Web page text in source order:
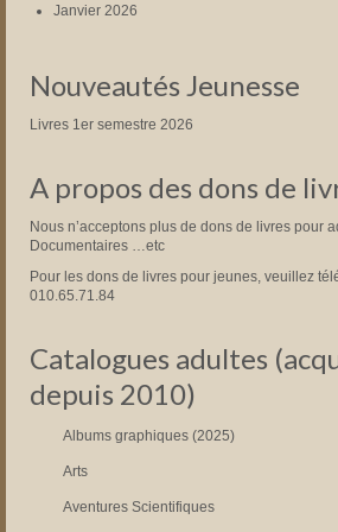
Janvier 2026
Nouveautés Jeunesse
Livres 1er semestre 2026
A propos des dons de
Nous n’acceptons plus de dons de livres pour
Documentaires …etc
Pour les dons de livres pour jeunes, veuillez
010.65.71.84
Catalogues adultes
depuis 2010)
Albums graphiques (2025)
Arts
Aventures Scientifiques